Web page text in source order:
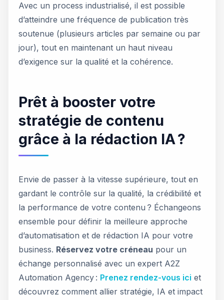
Avec un process industrialisé, il est possible
d’atteindre une fréquence de publication très
soutenue (plusieurs articles par semaine ou par
jour), tout en maintenant un haut niveau
d’exigence sur la qualité et la cohérence.
Prêt à booster votre
stratégie de contenu
grâce à la rédaction IA ?
Envie de passer à la vitesse supérieure, tout en
gardant le contrôle sur la qualité, la crédibilité et
la performance de votre contenu ? Échangeons
ensemble pour définir la meilleure approche
d’automatisation et de rédaction IA pour votre
business. Réservez votre créneau pour un
échange personnalisé avec un expert A2Z
Automation Agency : Prenez rendez-vous ici et
découvrez comment allier stratégie, IA et impact